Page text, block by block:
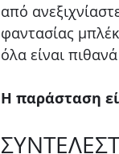
από
φαντασίας
όλα είναι
Η παράσταση